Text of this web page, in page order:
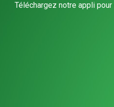
Téléchargez notre appli